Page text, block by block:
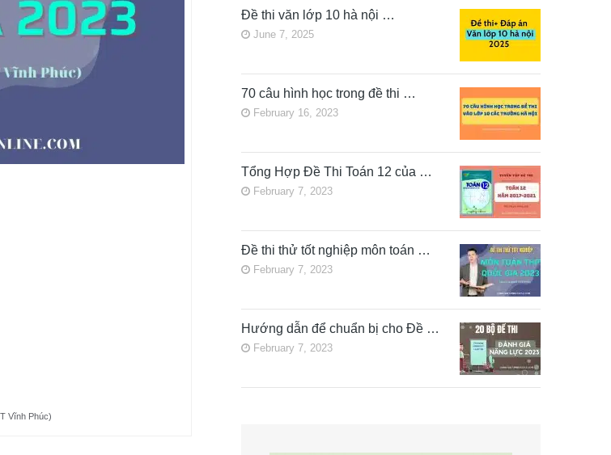
Vĩnh Phúc)
Đề thi văn lớp 10 hà nội …
June 7, 2025
70 câu hình học trong đề thi …
February 16, 2023
Tổng Hợp Đề Thi Toán 12 của …
February 7, 2023
Đề thi thử tốt nghiệp môn toán …
February 7, 2023
Hướng dẫn để chuẩn bị cho Đề …
February 7, 2023